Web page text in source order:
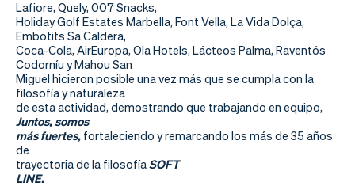
Lafiore, Quely, 007 Snacks,
Holiday Golf Estates Marbella, Font Vella, La Vida Dolça,
Embotits Sa Caldera,
Coca-Cola, AirEuropa, Ola Hotels, Lácteos Palma, Raventós
Codorníu y Mahou San
Miguel hicieron posible una vez más que se cumpla con la
filosofía y naturaleza
de esta actividad, demostrando que trabajando en equipo,
Juntos, somos
más fuertes, fortaleciendo y remarcando los más de 35 años
de
trayectoria de la filosofíaSOFT
LINE.